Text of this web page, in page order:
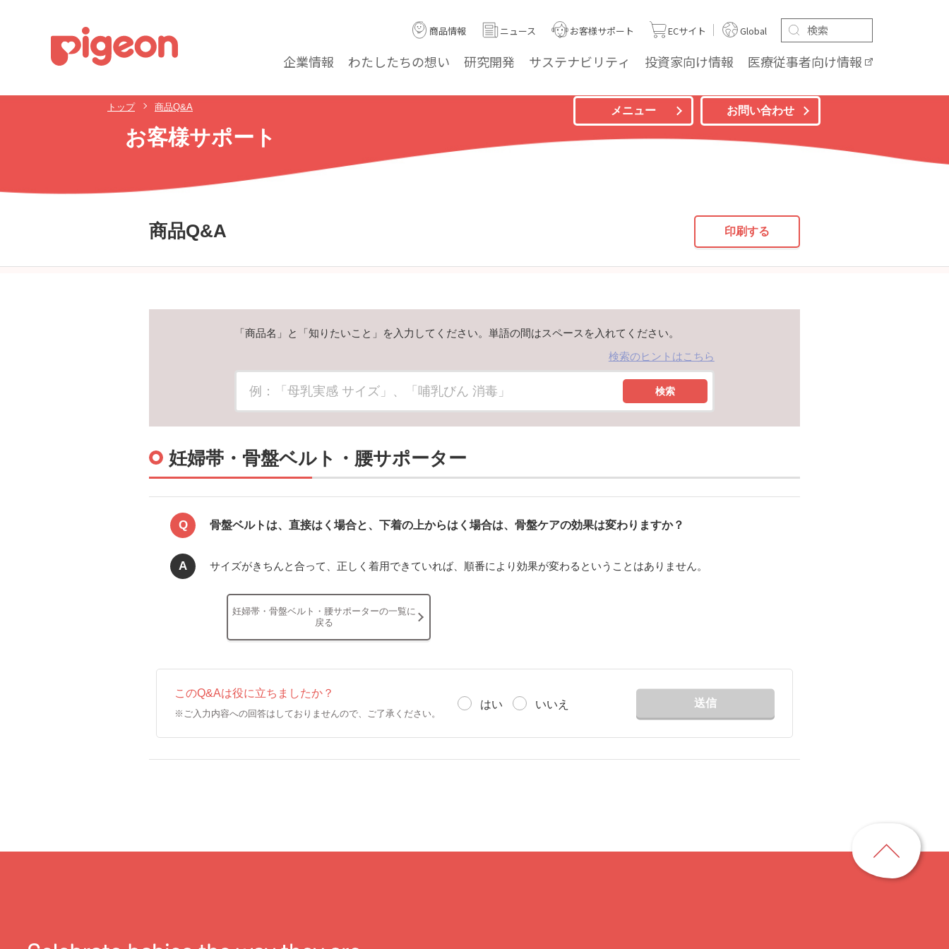
企業情報 わたしたちの想い 研究開発 サステナビリティ 投資家向け情報 医療従事者向け情報
商品情報 ニュース お客様サポート ECサイト Global
トップ 商品Q&A
お客様サポート
メニュー お問い合わせ
商品Q&A 印刷する
「商品名」と「知りたいこと」を入力してください。単語の間はスペースを入れてください。
検索のヒントはこちら
検索
妊婦帯・骨盤ベルト・腰サポーター
Q 骨盤ベルトは、直接はく場合と、下着の上からはく場合は、骨盤ケアの効果は変わりますか？
A サイズがきちんと合って、正しく着用できていれば、順番により効果が変わるということはありません。
妊婦帯・骨盤ベルト・腰サポーターの一覧に
戻る
このQ&Aは役に立ちましたか？
※ご入力内容への回答はしておりませんので、ご了承ください。
はい いいえ 送信
ジ